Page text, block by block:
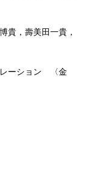
，壽美田一貴，
レーション 〈金